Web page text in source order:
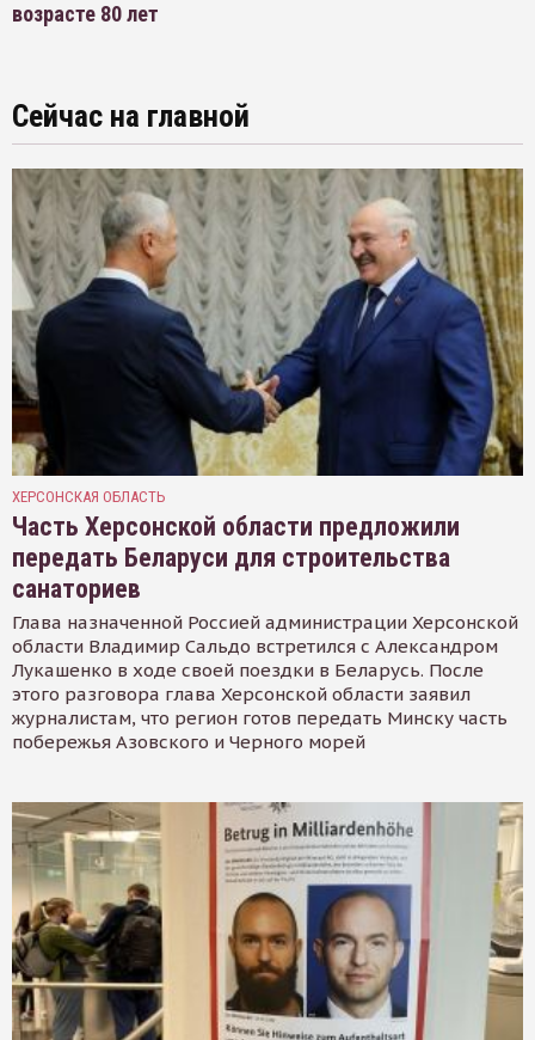
возрасте 80 лет
Сейчас на главной
ХЕРСОНСКАЯ ОБЛАСТЬ
Часть Херсонской области предложили
передать Беларуси для строительства
санаториев
Глава назначенной Россией администрации Херсонской
области Владимир Сальдо встретился с Александром
Лукашенко в ходе своей поездки в Беларусь. После
этого разговора глава Херсонской области заявил
журналистам, что регион готов передать Минску часть
побережья Азовского и Черного морей